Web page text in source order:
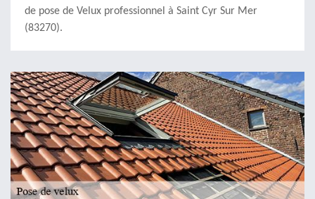
de pose de Velux professionnel à Saint Cyr Sur Mer
(83270).